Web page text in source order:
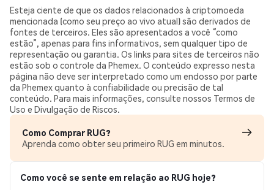
Esteja ciente de que os dados relacionados à criptomoeda
mencionada (como seu preço ao vivo atual) são derivados de
fontes de terceiros. Eles são apresentados a você “como
estão”, apenas para fins informativos, sem qualquer tipo de
representação ou garantia. Os links para sites de terceiros não
estão sob o controle da Phemex. O conteúdo expresso nesta
página não deve ser interpretado como um endosso por parte
da Phemex quanto à confiabilidade ou precisão de tal
conteúdo. Para mais informações, consulte nossos Termos de
Uso e Divulgação de Riscos.
Como Comprar RUG?
Aprenda como obter seu primeiro RUG em minutos.
Como você se sente em relação ao RUG hoje?